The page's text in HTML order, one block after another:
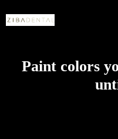
Paint colors